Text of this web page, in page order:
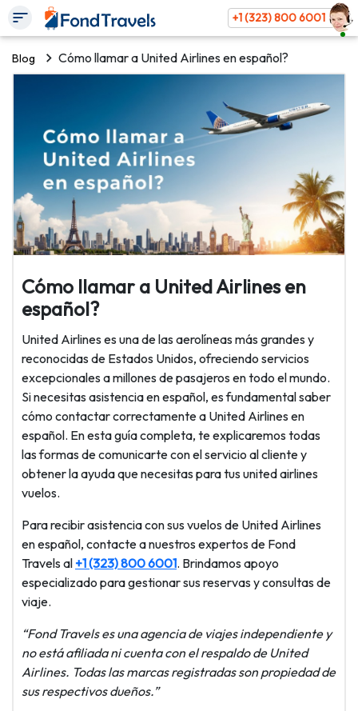
+1 (323) 800 6001
Blog Cómo llamar a United Airlines en español?
Cómo llamar a United Airlines en
español?
United Airlines es una de las aerolíneas más grandes y
reconocidas de Estados Unidos, ofreciendo servicios
excepcionales a millones de pasajeros en todo el mundo.
Si necesitas asistencia en español, es fundamental saber
cómo contactar correctamente a United Airlines en
español. En esta guía completa, te explicaremos todas
las formas de comunicarte con el servicio al cliente y
obtener la ayuda que necesitas para tus united airlines
vuelos.
Para recibir asistencia con sus vuelos de United Airlines
en español, contacte a nuestros expertos de Fond
Travels al +1 (323) 800 6001. Brindamos apoyo
especializado para gestionar sus reservas y consultas de
viaje.
“Fond Travels es una agencia de viajes independiente y
no está afiliada ni cuenta con el respaldo de United
Airlines. Todas las marcas registradas son propiedad de
sus respectivos dueños.”